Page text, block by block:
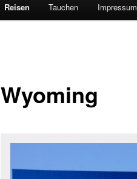
Reisen Tauchen Impressum
Wyoming